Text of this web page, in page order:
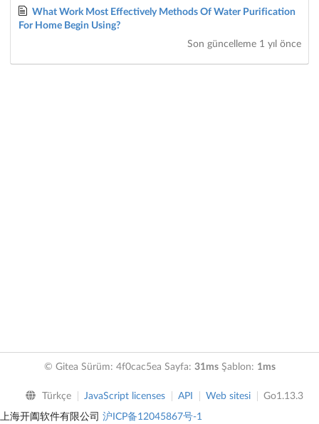
What Work Most Effectively Methods Of Water Purification
For Home Begin Using?
Son güncelleme 1 yıl önce
© Gitea Sürüm: 4f0cac5ea Sayfa: 31msŞablon: 1ms
Türkçe JavaScript licenses API Web sitesi Go1.13.3
上海开阖软件有限公司 沪ICP备12045867号-1